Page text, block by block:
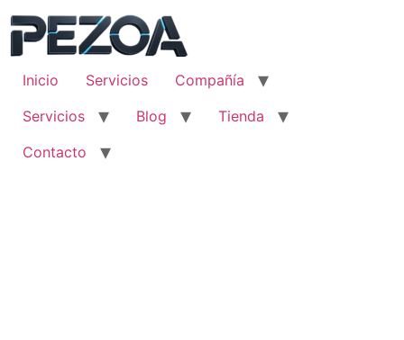
contenido
Inicio
Servicios
Compañía
Servicios
Blog
Tienda
Contacto